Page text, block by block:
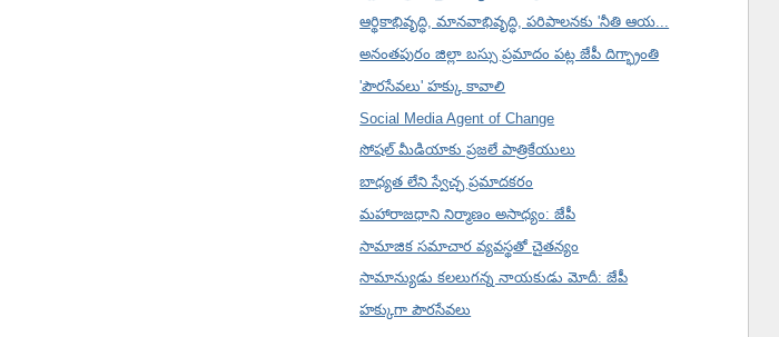
ఆర్థికాభివృద్ధి, మానవాభివృద్ధి, పరిపాలనకు 'నీతి ఆయ...
అనంతపురం జిల్లా బస్సు ప్రమాదం పట్ల జేపీ దిగ్భ్రాంతి
'పౌరసేవలు' హక్కు కావాలి
Social Media Agent of Change
సోషల్ మీడియాకు ప్రజలే పాత్రికేయులు
బాధ్యత లేని స్వేచ్ఛ ప్రమాదకరం
మహారాజధాని నిర్మాణం అసాధ్యం: జేపీ
సామాజిక సమాచార వ్యవస్థతో చైతన్యం
సామాన్యుడు కలలుగన్న నాయకుడు మోదీ: జేపీ
హక్కుగా పౌరసేవలు